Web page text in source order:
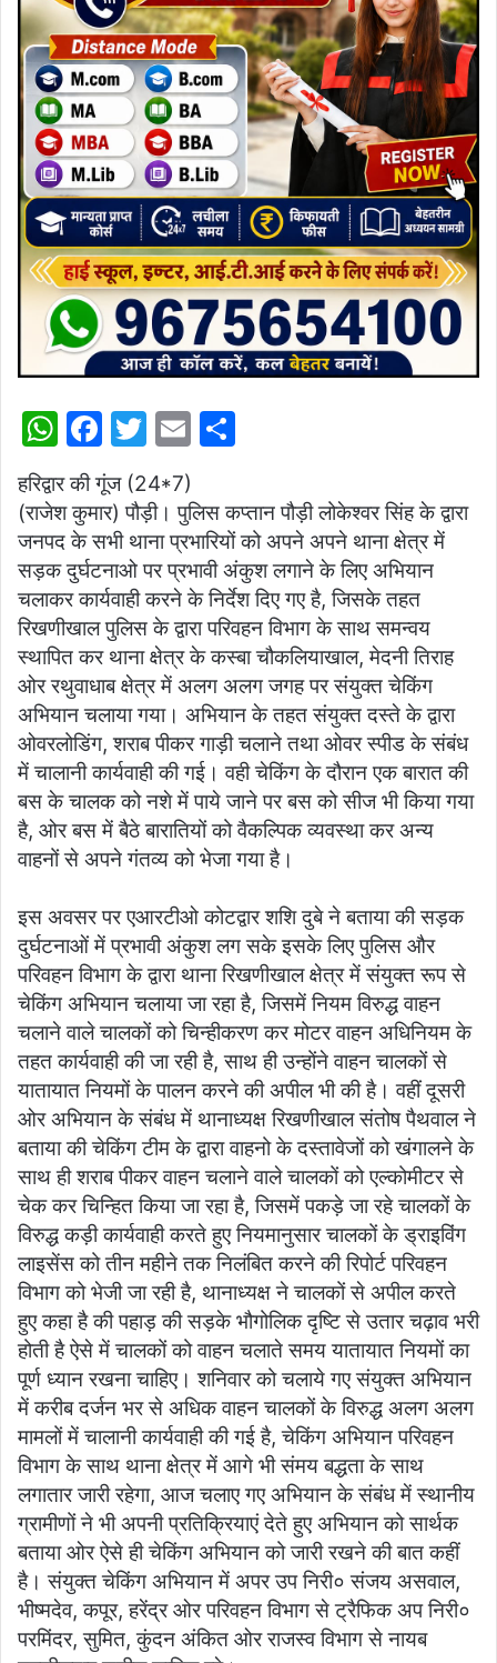
W
at
s
A
p
p
F
a
c
e
b
o
o
k
T
itt
er
E
ai
l
ar
e
हरिद्वार की गूंज (24*7)
(राजेश कुमार) पौड़ी। पुलिस कप्तान पौड़ी लोकेश्वर सिंह के द्वारा
जनपद के सभी थाना प्रभारियों को अपने अपने थाना क्षेत्र में
सड़क दुर्घटनाओ पर प्रभावी अंकुश लगाने के लिए अभियान
चलाकर कार्यवाही करने के निर्देश दिए गए है, जिसके तहत
रिखणीखाल पुलिस के द्वारा परिवहन विभाग के साथ समन्वय
स्थापित कर थाना क्षेत्र के कस्बा चौकलियाखाल, मेदनी तिराह
ओर रथुवाधाब क्षेत्र में अलग अलग जगह पर संयुक्त चेकिंग
अभियान चलाया गया। अभियान के तहत संयुक्त दस्ते के द्वारा
ओवरलोडिंग, शराब पीकर गाड़ी चलाने तथा ओवर स्पीड के संबंध
में चालानी कार्यवाही की गई। वही चेकिंग के दौरान एक बारात की
बस के चालक को नशे में पाये जाने पर बस को सीज भी किया गया
है, ओर बस में बैठे बारातियों को वैकल्पिक व्यवस्था कर अन्य
वाहनों से अपने गंतव्य को भेजा गया है।
इस अवसर पर एआरटीओ कोटद्वार शशि दुबे ने बताया की सड़क
दुर्घटनाओं में प्रभावी अंकुश लग सके इसके लिए पुलिस और
परिवहन विभाग के द्वारा थाना रिखणीखाल क्षेत्र में संयुक्त रूप से
चेकिंग अभियान चलाया जा रहा है, जिसमें नियम विरुद्ध वाहन
चलाने वाले चालकों को चिन्हीकरण कर मोटर वाहन अधिनियम के
तहत कार्यवाही की जा रही है, साथ ही उन्होंने वाहन चालकों से
यातायात नियमों के पालन करने की अपील भी की है। वहीं दूसरी
ओर अभियान के संबंध में थानाध्यक्ष रिखणीखाल संतोष पैथवाल ने
बताया की चेकिंग टीम के द्वारा वाहनो के दस्तावेजों को खंगालने के
साथ ही शराब पीकर वाहन चलाने वाले चालकों को एल्कोमीटर से
चेक कर चिन्हित किया जा रहा है, जिसमें पकड़े जा रहे चालकों के
विरुद्ध कड़ी कार्यवाही करते हुए नियमानुसार चालकों के ड्राइविंग
लाइसेंस को तीन महीने तक निलंबित करने की रिपोर्ट परिवहन
विभाग को भेजी जा रही है, थानाध्यक्ष ने चालकों से अपील करते
हुए कहा है की पहाड़ की सड़के भौगोलिक दृष्टि से उतार चढ़ाव भरी
होती है ऐसे में चालकों को वाहन चलाते समय यातायात नियमों का
पूर्ण ध्यान रखना चाहिए। शनिवार को चलाये गए संयुक्त अभियान
में करीब दर्जन भर से अधिक वाहन चालकों के विरुद्ध अलग अलग
मामलों में चालानी कार्यवाही की गई है, चेकिंग अभियान परिवहन
विभाग के साथ थाना क्षेत्र में आगे भी संमय बद्धता के साथ
लगातार जारी रहेगा, आज चलाए गए अभियान के संबंध में स्थानीय
ग्रामीणों ने भी अपनी प्रतिक्रियाएं देते हुए अभियान को सार्थक
बताया ओर ऐसे ही चेकिंग अभियान को जारी रखने की बात कहीं
है। संयुक्त चेकिंग अभियान में अपर उप निरी० संजय असवाल,
भीष्मदेव, कपूर, हरेंद्र ओर परिवहन विभाग से ट्रैफिक अप निरी०
परमिंदर, सुमित, कुंदन अंकित ओर राजस्व विभाग से नायब